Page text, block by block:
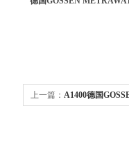
上一篇： A1400德国